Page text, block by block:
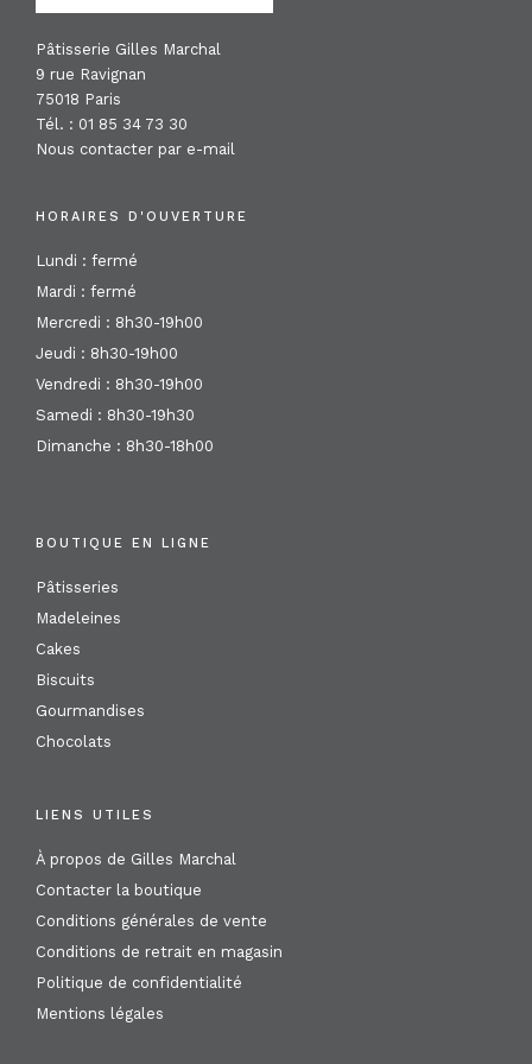
Pâtisserie Gilles Marchal
9 rue Ravignan
75018 Paris
Tél. : 01 85 34 73 30
Nous contacter par e-mail
HORAIRES D'OUVERTURE
Lundi : fermé
Mardi : fermé
Mercredi : 8h30-19h00
Jeudi : 8h30-19h00
Vendredi : 8h30-19h00
Samedi : 8h30-19h30
Dimanche : 8h30-18h00
BOUTIQUE EN LIGNE
Pâtisseries
Madeleines
Cakes
Biscuits
Gourmandises
Chocolats
LIENS UTILES
À propos de Gilles Marchal
Contacter la boutique
Conditions générales de vente
Conditions de retrait en magasin
Politique de confidentialité
Mentions légales